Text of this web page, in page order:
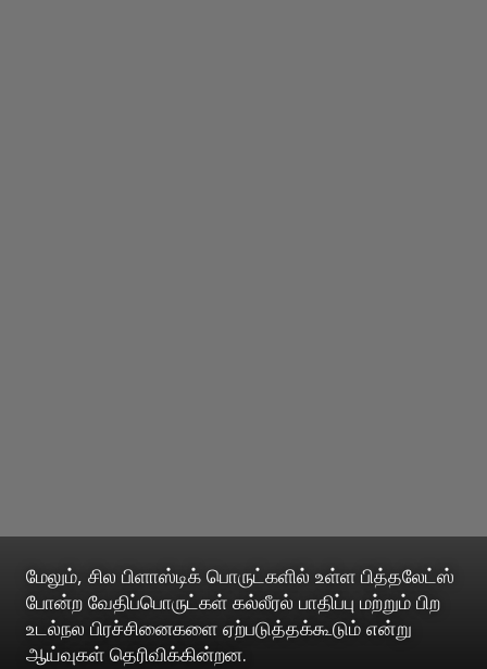
மேலும், சில பிளாஸ்டிக் பொருட்களில் உள்ள பித்தலேட்ஸ்
போன்ற வேதிப்பொருட்கள் கல்லீரல் பாதிப்பு மற்றும் பிற
உடல்நல பிரச்சினைகளை ஏற்படுத்தக்கூடும் என்று
ஆய்வுகள் தெரிவிக்கின்றன.